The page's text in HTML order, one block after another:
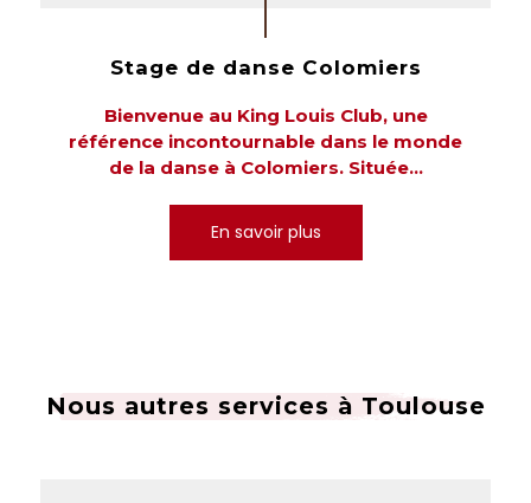
Stage de danse Colomiers
Bienvenue au King Louis Club, une
référence incontournable dans le monde
de la danse à Colomiers. Située...
En savoir plus
Nous autres services à Toulouse